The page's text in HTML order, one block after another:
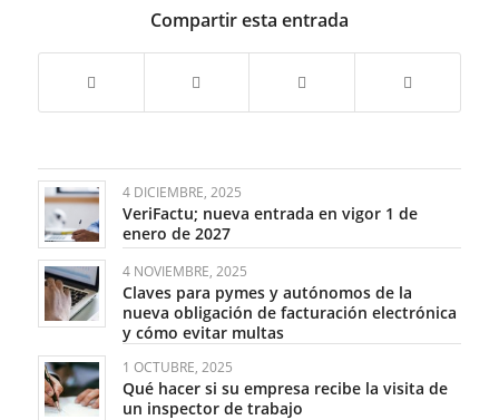
Compartir esta entrada
4 DICIEMBRE, 2025
VeriFactu; nueva entrada en vigor 1 de
enero de 2027
4 NOVIEMBRE, 2025
Claves para pymes y autónomos de la
nueva obligación de facturación electrónica
y cómo evitar multas
1 OCTUBRE, 2025
Qué hacer si su empresa recibe la visita de
un inspector de trabajo